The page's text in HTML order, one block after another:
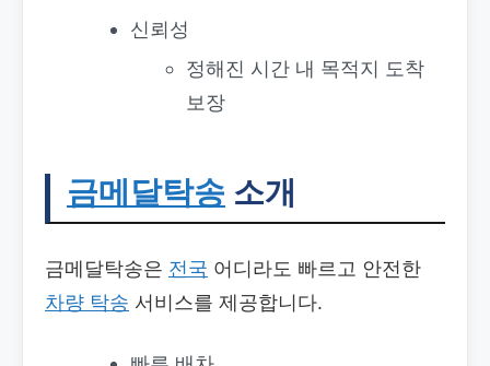
신뢰성
정해진 시간 내 목적지 도착
보장
금메달탁송 소개
금메달탁송은 전국 어디라도 빠르고 안전한
차량 탁송 서비스를 제공합니다.